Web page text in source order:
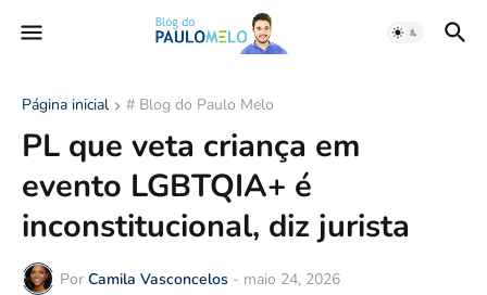
Página inicial # Blog do Paulo Melo
PL que veta criança em
evento LGBTQIA+ é
inconstitucional, diz jurista
Por Camila Vasconcelos - maio 24, 2026